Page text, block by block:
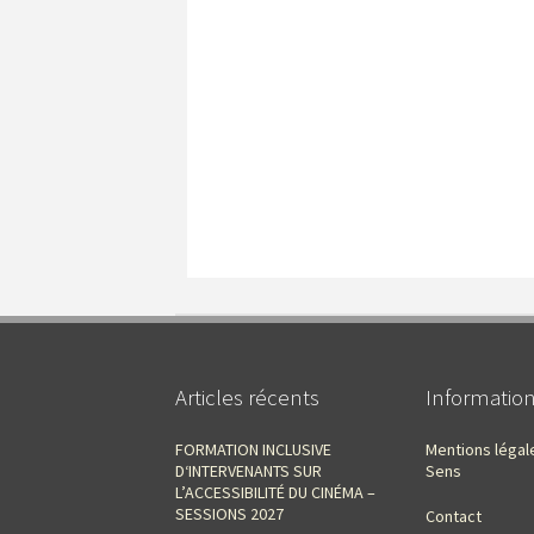
Articles récents
FORMATION INCLUSIVE
D‘INTERVENANTS SUR
L’ACCESSIBILITÉ DU CINÉMA –
SESSIONS 2027
Mentions
Sens
Contact